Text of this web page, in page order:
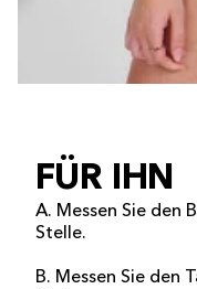
FÜR IHN
A. Messen Sie den
Stelle.
B. Messen Sie den